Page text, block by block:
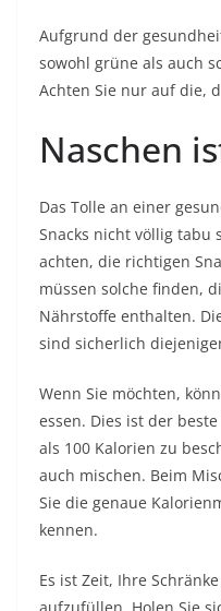
Aufgrund der
sowohl grüne als auch
Achten Sie nur auf die,
Naschen
Das Tolle an einer
Snacks nicht völlig tabu
achten, die richtigen
müssen solche finden,
Nährstoffe enthalten.
sind sicherlich
Wenn Sie möchten,
essen. Dies ist der
als 100 Kalorien zu
auch mischen. Beim
Sie die genaue
kennen.
Es ist Zeit, Ihre